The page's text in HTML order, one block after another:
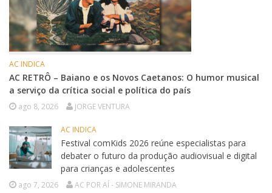
AC INDICA
AC RETRÔ – Baiano e os Novos Caetanos: O humor musical
a serviço da crítica social e política do país
ago 8, 2026 JORGE VENTURA
AC INDICA
Festival comKids 2026 reúne especialistas para
debater o futuro da produção audiovisual e digital
para crianças e adolescentes
ago 7, 2026 AC POR AÍ - SIMONE MIRANDA